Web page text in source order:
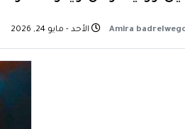
الأحد - مايو 24, 2026